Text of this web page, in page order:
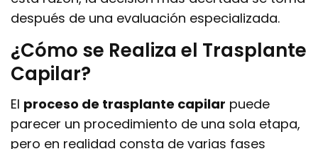
después de una evaluación especializada.
¿Cómo se Realiza el Trasplante
Capilar?
El proceso de trasplante capilar puede
parecer un procedimiento de una sola etapa,
pero en realidad consta de varias fases